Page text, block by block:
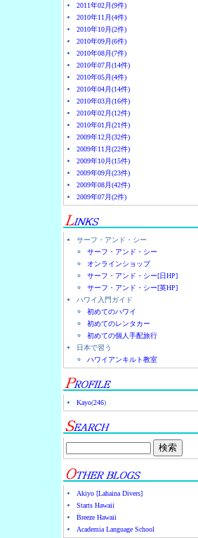
2011年02月(9件)
2010年11月(4件)
2010年10月(2件)
2010年09月(6件)
2010年08月(7件)
2010年07月(14件)
2010年05月(4件)
2010年04月(14件)
2010年03月(16件)
2010年02月(12件)
2010年01月(21件)
2009年12月(32件)
2009年11月(22件)
2009年10月(15件)
2009年09月(23件)
2009年08月(42件)
2009年07月(2件)
サーフ・アンド・シー
サーフ・アンド・シー
オンラインショップ
サーフ・アンド・シー[日HP]
サーフ・アンド・シー[英HP]
ハワイ入門ガイド
初めてのハワイ
初めてのレンタカー
初めての個人手配旅行
日本で習う
ハワイアンキルト教室
Kayo(246)
Akiyo [Lahaina Divers]
Starts Hawaii
Breeze Hawaii
Academia Language School